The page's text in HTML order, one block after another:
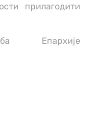
прилагодити
Епархије